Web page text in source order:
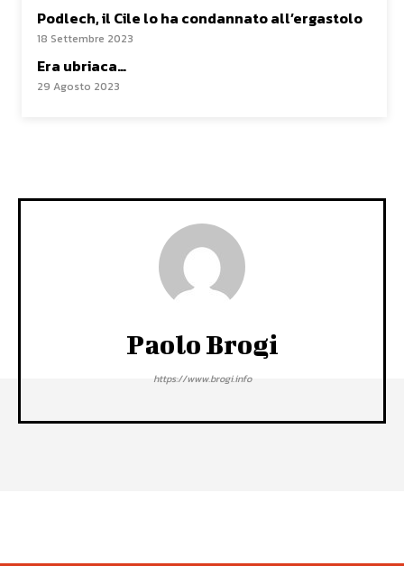
Podlech, il Cile lo ha condannato all’ergastolo
18 Settembre 2023
Era ubriaca…
29 Agosto 2023
Paolo Brogi
https://www.brogi.info